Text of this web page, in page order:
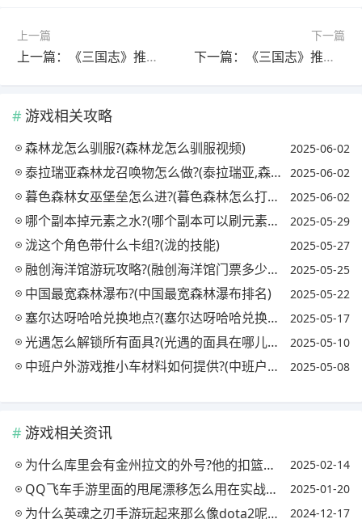
上一篇
上一篇：《三国志》推出新手游，评分极高，为什么三国游戏一直这么火爆?
下一篇
下一篇：《三国志》推出手游，看了下评分还可以，值得一试吗?(三国志手游好玩吗)
游戏相关攻略
森林龙怎么驯服?(森林龙怎么驯服视频) 2025-06-02
泰拉瑞亚森林龙召唤物怎么做?(泰拉瑞亚,森林) 2025-06-02
暮色森林女巫堡垒怎么进?(暮色森林怎么打女巫) 2025-06-02
哪个副本掉元素之水?(哪个副本可以刷元素之水) 2025-05-29
泷这个角色带什么卡组?(泷的技能) 2025-05-27
融创海洋馆游玩攻略?(融创海洋馆门票多少钱) 2025-05-25
中国最宽森林瀑布?(中国最宽森林瀑布排名) 2025-05-22
塞尔达呀哈哈兑换地点?(塞尔达呀哈哈兑换处) 2025-05-17
光遇怎么解锁所有面具?(光遇的面具在哪儿得) 2025-05-10
中班户外游戏推小车材料如何提供?(中班户外活动《推小车》) 2025-05-08
游戏相关资讯
为什么库里会有金州拉文的外号?他的扣篮很劲爆吗?(为什么说库里是金州拉文) 2025-02-14
QQ飞车手游里面的甩尾漂移怎么用在实战中?(qq飞车甩尾漂移有什么用) 2025-01-20
为什么英魂之刃手游玩起来那么像dota2呢?(为什么英魂之刃手游玩起来那么像dota2呢怎么办) 2024-12-17